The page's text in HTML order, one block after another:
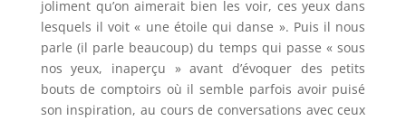
joliment qu’on aimerait bien les voir, ces yeux dans
lesquels il voit « une étoile qui danse ». Puis il nous
parle (il parle beaucoup) du temps qui passe « sous
nos yeux, inaperçu » avant d’évoquer des petits
bouts de comptoirs où il semble parfois avoir puisé
son inspiration, au cours de conversations avec ceux